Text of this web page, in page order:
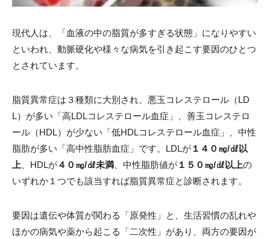
現代人は、「血液の中の脂質が多すぎる状態」になりやすい
といわれ、動脈硬化や様々な病気を引き起こす要因のひとつ
とされています。
脂質異常症は３種類に大別され、悪玉コレステロール（LD
L）が多い「高LDLコレステロール血症」、善玉コレステロ
ール（HDL）が少ない「低HDLコレステロール血症」、中性
脂肪が多い「高中性脂肪血症」です。LDLが １４０㎎/㎗以
上 、HDLが４０㎎/㎗未満 、中性脂肪値が １５０㎎/㎗以上の
いずれか１つでも該当すれば脂質異常症と診断されます。
要因は遺伝や体質が関わる「原発性」と、生活習慣の乱れや
ほかの病気や薬から起こる「二次性」があり、両方の要因が